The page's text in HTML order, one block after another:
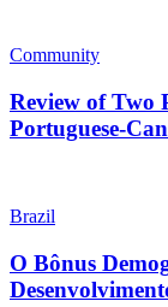
Community
Review of Two
Portuguese-
Brazil
O Bônus